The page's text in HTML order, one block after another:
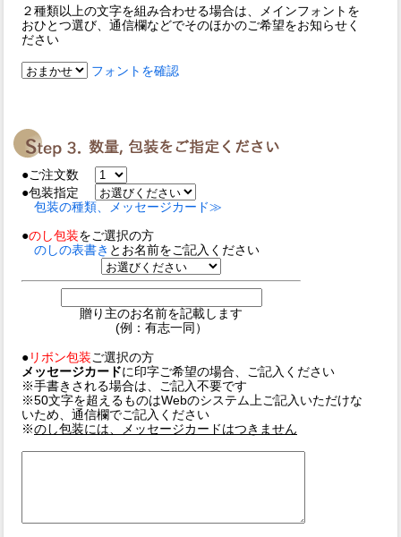
２種類以上の文字を組み合わせる場合は、メインフォントを
おひとつ選び、通信欄などでそのほかのご希望をお知らせく
ださい
フォントを確認
●ご注文数
●包装指定
包装の種類、メッセージカード≫
●のし包装をご選択の方
のしの表書き とお名前をご記入ください
贈り主のお名前を記載します
(例：有志一同）
● リボン包装 ご選択の方
メッセージカードに印字ご希望の場合、ご記入ください
※手書きされる場合は、ご記入不要です
※50文字を超えるものはWebのシステム上ご記入いただけな
いため、通信欄でご記入ください
※のし包装には、メッセージカードはつきません